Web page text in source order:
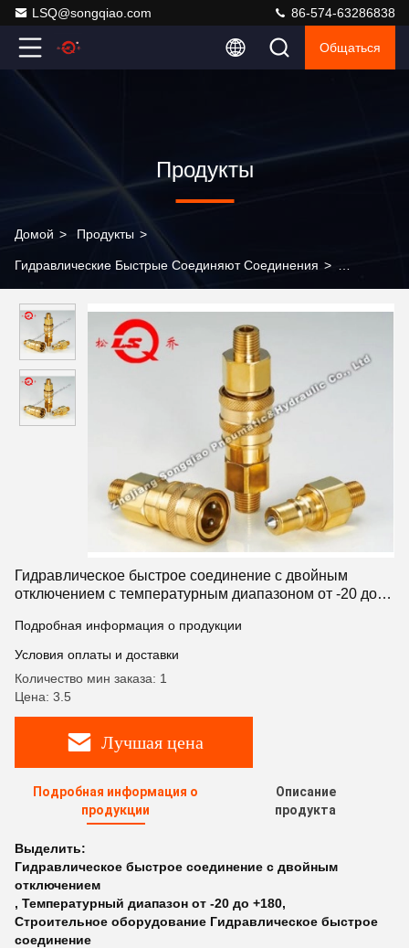
LSQ@songqiao.com 86-574-63286838
Общаться
Продукты
Домой > Продукты >
Гидравлические Быстрые Соединяют Соединения >
с температурным диапазоном от -20 до +180 для
строительного оборудования
Гидравлическое быстрое соединение с двойным
отключением с температурным диапазоном от -20 до
Подробная информация о продукции
Условия оплаты и доставки
Количество мин заказа: 1
Цена: 3.5
Лучшая цена
Подробная информация о
продукции
Описание
продукта
Выделить:
Гидравлическое быстрое соединение с двойным
отключением
, Температурный диапазон от -20 до +180,
Строительное оборудование Гидравлическое быстрое
соединение